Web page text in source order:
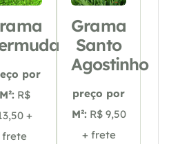
por
M²: R$
+
frete
Grama
Santo
Agostinho
preço por
M²: R$ 9,50
+ frete